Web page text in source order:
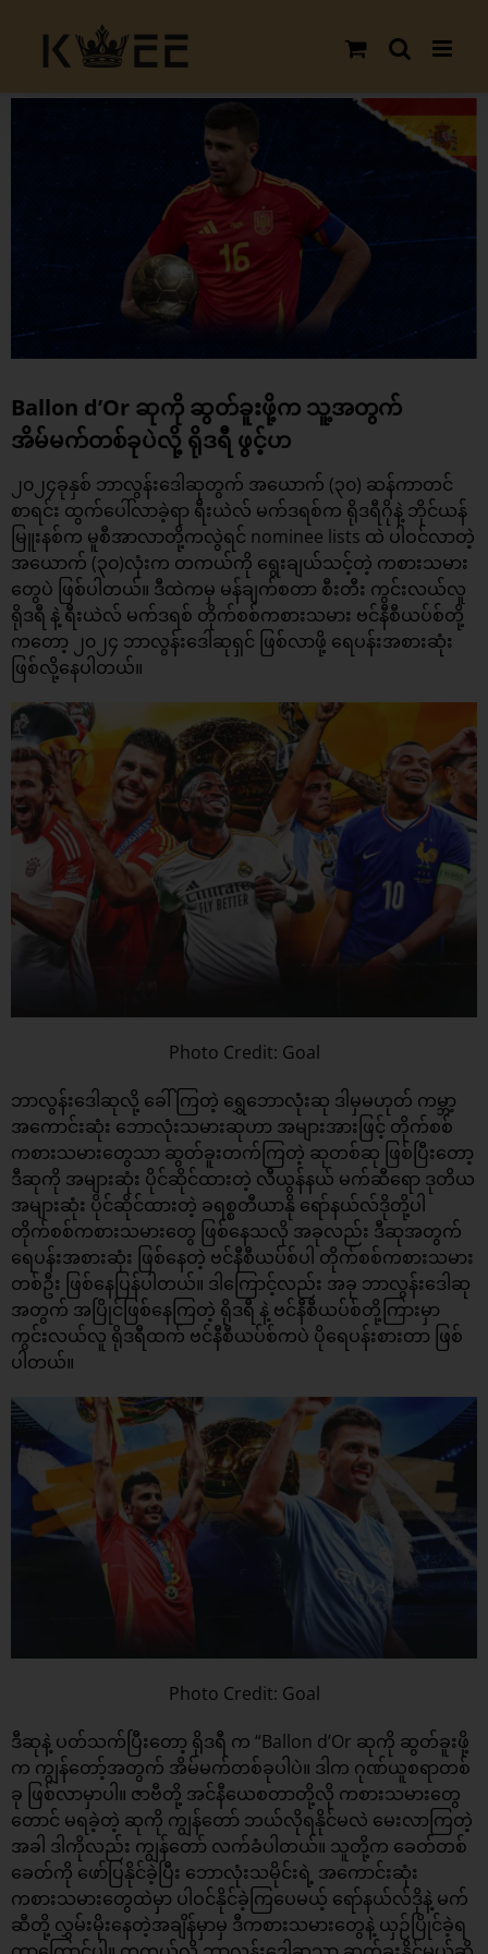
content
Ballon d’Or ဆုကို ဆွတ်ခူးဖို့က သူ့အတွက်
အိမ်မက်တစ်ခုပဲလို့ ရိုဒရီ ဖွင့်ဟ
၂၀၂၄ခုနှစ် ဘာလွန်းဒေါဆုတွက် အယောက် (၃၀) ဆန်ကာတင်
စာရင်း ထွက်ပေါ်လာခဲ့ရာ ရီးယဲလ် မက်ဒရစ်က ရိုဒရီဂိုနဲ့ ဘိုင်ယန်
မြူးနစ်က မူစီအာလာတို့ကလွဲရင် nominee lists ထဲ ပါဝင်လာတဲ့
အယောက် (၃၀)လုံးက တကယ်ကို ရွေးချယ်သင့်တဲ့ ကစားသမား
တွေပဲ ဖြစ်ပါတယ်။ ဒီထဲကမှ မန်ချက်စတာ စီးတီး ကွင်းလယ်လူ
ရိုဒရီ နဲ့ ရီးယဲလ် မက်ဒရစ် တိုက်စစ်ကစားသမား ဗင်နီစီယပ်စ်တို့
ကတော့ ၂၀၂၄ ဘာလွန်းဒေါဆုရှင် ဖြစ်လာဖို့ ရေပန်းအစားဆုံး
ဖြစ်လို့နေပါတယ်။
Photo Credit: Goal
ဘာလွန်းဒေါဆုလို့ ခေါ်ကြတဲ့ ရွှေဘောလုံးဆု ဒါမှမဟုတ် ကမ္ဘာ့
အကောင်းဆုံး ဘောလုံးသမားဆုဟာ အများအားဖြင့် တိုက်စစ်
ကစားသမားတွေသာ ဆွတ်ခူးတက်ကြတဲ့ ဆုတစ်ဆု ဖြစ်ပြီးတော့
ဒီဆုကို အများဆုံး ပိုင်ဆိုင်ထားတဲ့ လီယွန်နယ် မက်ဆီရော ဒုတိယ
အများဆုံး ပိုင်ဆိုင်ထားတဲ့ ခရစ္စတီယာနို ရော်နယ်လ်ဒိုတို့ပါ
တိုက်စစ်ကစားသမားတွေ ဖြစ်နေသလို အခုလည်း ဒီဆုအတွက်
ရေပန်းအစားဆုံး ဖြစ်နေတဲ့ ဗင်နီစီယပ်စ်ပါ တိုက်စစ်ကစားသမား
တစ်ဦး ဖြစ်နေပြန်ပါတယ်။ ဒါကြောင့်လည်း အခု ဘာလွန်းဒေါဆု
အတွက် အပြိုင်ဖြစ်နေကြတဲ့ ရိုဒရီ နဲ့ ဗင်နီစီယပ်စ်တို့ကြားမှာ
ကွင်းလယ်လူ ရိုဒရီထက် ဗင်နီစီယပ်စ်ကပဲ ပိုရေပန်းစားတာ ဖြစ်
ပါတယ်။
Photo Credit: Goal
ဒီဆုနဲ့ ပတ်သက်ပြီးတော့ ရိုဒရီ က “Ballon d’Or ဆုကို ဆွတ်ခူးဖို့
က ကျွန်တော့်အတွက် အိမ်မက်တစ်ခုပါပဲ။ ဒါက ဂုဏ်ယူစရာတစ်
ခု ဖြစ်လာမှာပါ။ ဇာဗီတို့ အင်နီယေစတာတို့လို ကစားသမားတွေ
တောင် မရခဲ့တဲ့ ဆုကို ကျွန်တော် ဘယ်လိုရနိုင်မလဲ မေးလာကြတဲ့
အခါ ဒါကိုလည်း ကျွန်တော် လက်ခံပါတယ်။ သူတို့က ခေတ်တစ်
ခေတ်ကို ဖော်ပြနိုင်ခဲ့ပြီး ဘောလုံးသမိုင်းရဲ့ အကောင်းဆုံး
ကစားသမားတွေထဲမှာ ပါဝင်နိုင်ခဲ့ကြပေမယ့် ရော်နယ်လ်ဒိုနဲ့ မက်
ဆီတို့ လွှမ်းမိုးနေတဲ့အချိန်မှာမှ ဒီကစားသမားတွေနဲ့ ယှဉ်ပြိုင်ခဲ့ရ